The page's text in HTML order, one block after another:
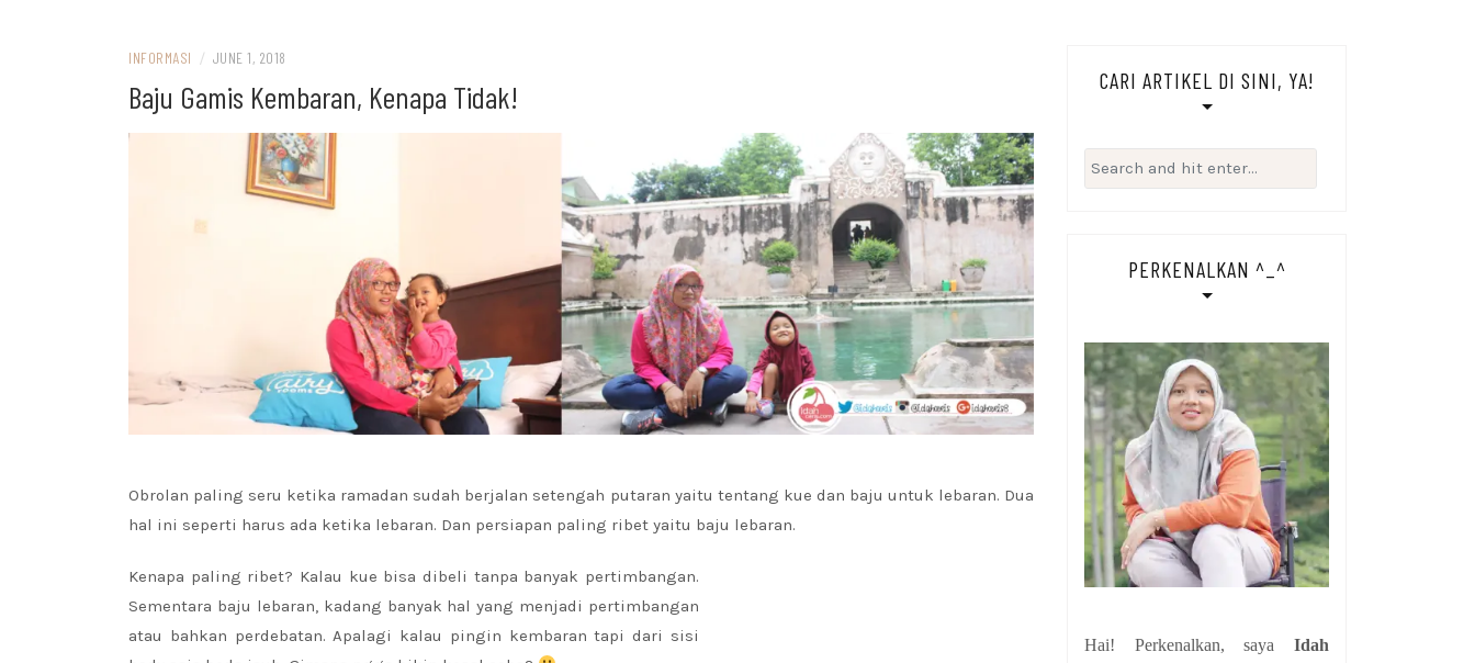
INFORMASI / JUNE 1, 2018
Baju Gamis Kembaran, Kenapa Tidak!
Obrolan paling seru ketika ramadan sudah berjalan setengah putaran yaitu tentang kue dan baju untuk lebaran. Dua
hal ini seperti harus ada ketika lebaran. Dan persiapan paling ribet yaitu baju lebaran.
Kenapa paling ribet? Kalau kue bisa dibeli tanpa banyak pertimbangan.
Sementara baju lebaran, kadang banyak hal yang menjadi pertimbangan
atau bahkan perdebatan. Apalagi kalau pingin kembaran tapi dari sisi
CARI ARTIKEL DI SINI, YA!
Search
for:
PERKENALKAN ^_^
Hai! Perkenalkan, saya Idah